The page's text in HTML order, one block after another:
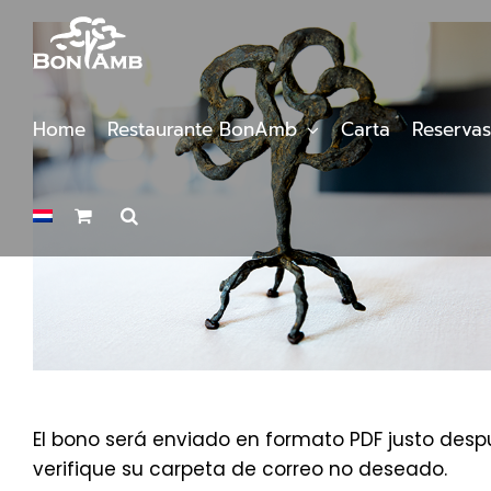
contenido
Home Restaurante BonAmb Carta Reservas
El bono será enviado en formato PDF justo
verifique su carpeta de correo no deseado.